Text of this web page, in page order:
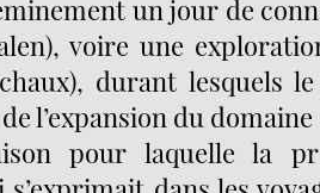
un jour de
voire une
durant lesquels
l’expansion du
pour laquelle la